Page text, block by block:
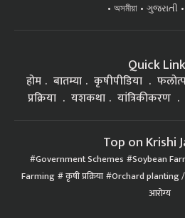
অসমীয়া
ગુજરાતી
Quick
होम बातम्या कृषीपीडिया
प्रक्रिया
यशकथा यांत्रिकीकरण
Top on Krishi
Government Schemes Soybean
Farming कृषी प्रक्रिया Orchard planting
आरोग्य